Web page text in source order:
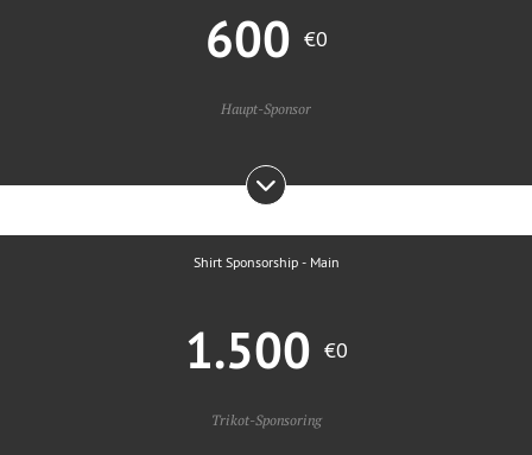
600 €0
Haupt-Sponsor
Shirt Sponsorship - Main
1.500 €0
Trikot-Sponsoring